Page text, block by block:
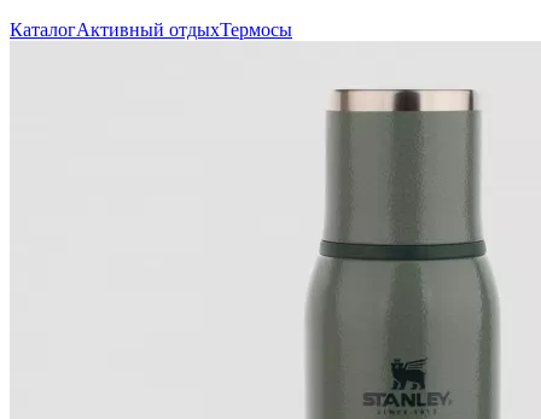
КаталогАктивный отдыхТермосы